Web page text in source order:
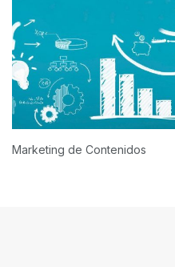
Marketing de Contenidos